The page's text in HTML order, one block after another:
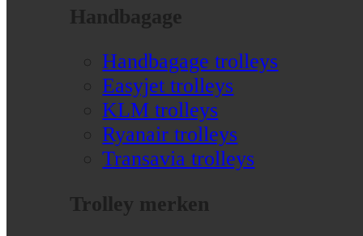
Handbagage
Handbagage trolleys
Easyjet trolleys
KLM trolleys
Ryanair trolleys
Transavia trolleys
Trolley merken